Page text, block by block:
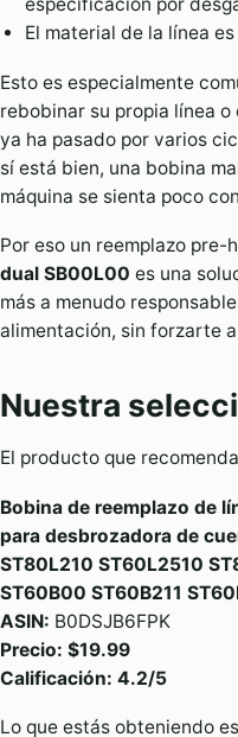
El material de la línea
Esto es especialmente
rebobinar su propia línea
ya ha pasado por varios
sí está bien, una bobina
máquina se sienta poco
Por eso un reemplazo pre-
dual SB00L00 es una
más a menudo
alimentación, sin forzarte
Nuestra
El producto que
Bobina de reemplazo de
para desbrozadora de
ST80L210 ST60L2510
ST60B00 ST60B211
ASIN: B0DSJB6FPK
Precio: $19.99
Calificación: 4.2/5
Lo que estás obteniendo